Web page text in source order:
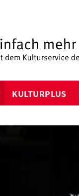
KULTURPLUS